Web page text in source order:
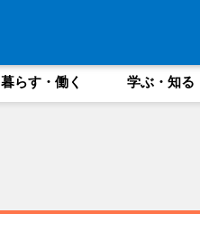
暮らす・働く 学ぶ・知る